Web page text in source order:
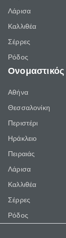
Λάρισα
Καλλιθέα
Σέρρες
Ρόδος
Αθήνα
Θεσσαλονίκη
Περιστέρι
Ηράκλειο
Πειραιάς
Λάρισα
Καλλιθέα
Σέρρες
Ρόδος